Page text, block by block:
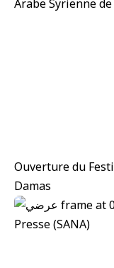
Ouverture du
Damas